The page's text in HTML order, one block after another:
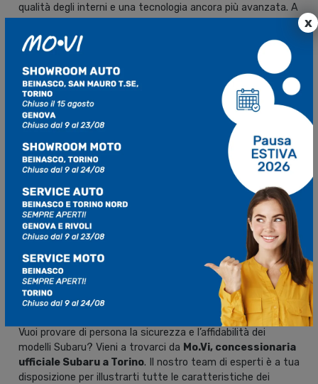
qualità degli interni e una tecnologia ancora più avanzata. A
guida e un infotainment intuitivo e connesso.
Pensata per offrire il massimo del comfort urbano senza
rinunciare all’anima Subaru, la nuova Solterra rafforza il
posizionamento del brand in un mercato in continua
evoluzione.
Un futuro a zero emissioni che
parla già di emozioni
Con Trailseeker e Solterra, Subaru conferma il proprio
impegno verso la mobilità sostenibile senza rinunciare a
performance, sicurezza e versatilità. Per chi cerca un SUV
elettrico capace di emozionare e accompagnare ogni tipo di
viaggio, l’attesa è finita.
Scopri i modelli Subaru da Mo.Vi
Vuoi provare di persona la sicurezza e l’affidabilità dei
modelli Subaru? Vieni a trovarci da Mo.Vi, concessionaria
ufficiale Subaru a Torino. Il nostro team di esperti è a tua
disposizione per illustrarti tutte le caratteristiche dei
x